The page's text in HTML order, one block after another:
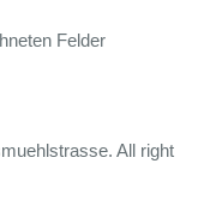
Felder
All right